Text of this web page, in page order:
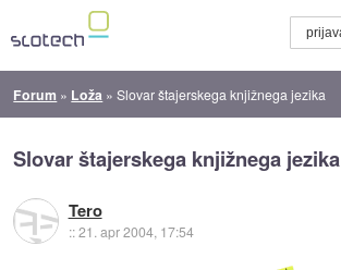
Forum » Loža »Slovar štajerskega knjižnega jezika
Slovar štajerskega knjižnega jezika
Tero
::21. apr 2004, 17:54